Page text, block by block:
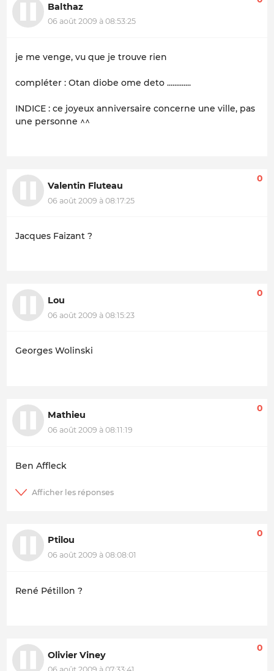
Balthaz
06 août 2009 à 08:53:25
je me venge, vu que je trouve rien
compléter : Otan diobe ome deto .............
INDICE : ce joyeux anniversaire concerne une ville, pas
une personne ^^
Valentin Fluteau
06 août 2009 à 08:17:25
0
Jacques Faizant ?
Lou
06 août 2009 à 08:15:23
0
Georges Wolinski
Mathieu
06 août 2009 à 08:11:19
0
Ben Affleck
Ptilou
06 août 2009 à 08:08:01
0
René Pétillon ?
Olivier Viney
0